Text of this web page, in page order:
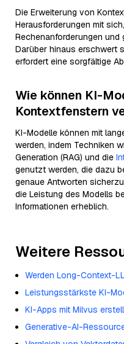
Die Erweiterung von
Herausforderungen mit
Rechenanforderungen
Darüber hinaus erschwert
erfordert eine sorgfältige
Wie können KI-
Kontextfenstern
KI-Modelle können mit
werden, indem Techniken
Generation (RAG) und die
genutzt werden, die dazu
genaue Antworten
die Leistung des Modells
Informationen erheblich.
Weitere
Werden Long-Context-
Leistungsstärkste KI-
KI-Apps mit Milvus
Generative-AI-